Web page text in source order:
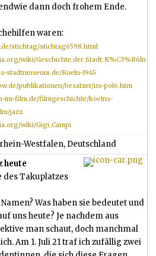
dann doch frohem Ende.
waren:
stichtag/stichtag6598.html
wiki/Geschichte_der_Stadt_K%C3%B6ln
stadtmuseum.de/Koeln-1945
publikationen/besatzer/us-pol6.htm
im-film.de/filmgeschichte/koelns-
jazz
wiki/Gigi_Campi
Westfalen, Deutschland
heute
des Takuplatzes
Was haben sie bedeutet und
uns heute? Je nachdem aus
man schaut, doch manchmal
Am 1. Juli 21 traf ich zufällig zwei